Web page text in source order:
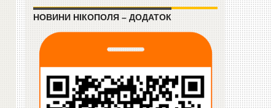
НОВИНИ НІКОПОЛЯ – ДОДАТОК